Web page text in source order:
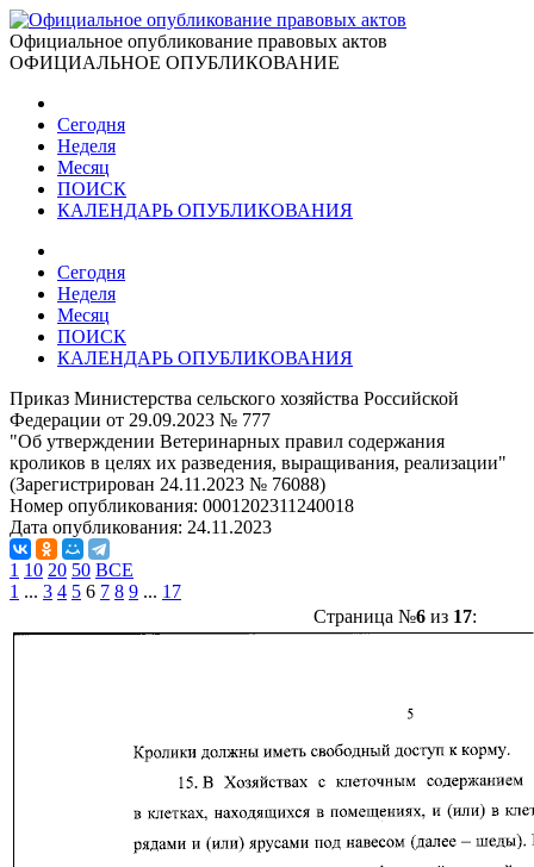
Официальное опубликование правовых актов
ОФИЦИАЛЬНОЕ ОПУБЛИКОВАНИЕ
Сегодня
Неделя
Месяц
ПОИСК
КАЛЕНДАРЬ ОПУБЛИКОВАНИЯ
Сегодня
Неделя
Месяц
ПОИСК
КАЛЕНДАРЬ ОПУБЛИКОВАНИЯ
Приказ Министерства сельского хозяйства Российской
Федерации от 29.09.2023 № 777
"Об утверждении Ветеринарных правил содержания
кроликов в целях их разведения, выращивания, реализации"
(Зарегистрирован 24.11.2023 № 76088)
Номер опубликования: 0001202311240018
Дата опубликования: 24.11.2023
1 10 20 50 ВСЕ
1 ... 3 4 5 6 7 8 9 ... 17
Страница №6из 17: